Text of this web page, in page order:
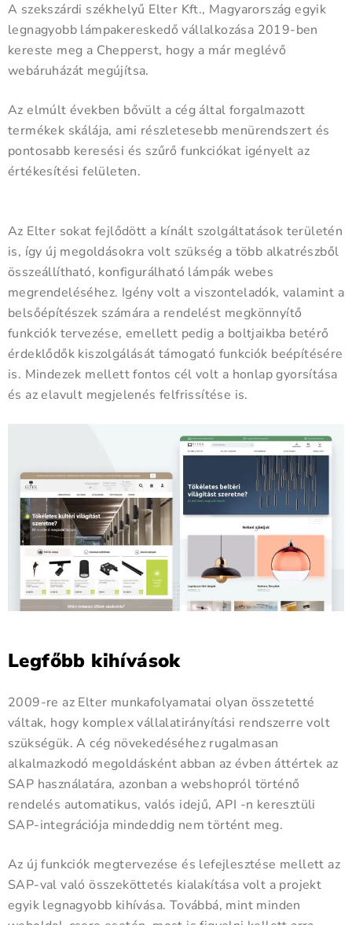
A szekszárdi székhelyű Elter Kft., Magyarország egyik
legnagyobb lámpakereskedő vállalkozása 2019-ben
kereste meg a Chepperst, hogy a már meglévő
webáruházát megújítsa.
Az elmúlt években bővült a cég által forgalmazott
termékek skálája, ami részletesebb menürendszert és
pontosabb keresési és szűrő funkciókat igényelt az
értékesítési felületen.
Az Elter sokat fejlődött a kínált szolgáltatások területén
is, így új megoldásokra volt szükség a több alkatrészből
összeállítható, konfigurálható lámpák webes
megrendeléséhez. Igény volt a viszonteladók, valamint a
belsőépítészek számára a rendelést megkönnyítő
funkciók tervezése, emellett pedig a boltjaikba betérő
érdeklődők kiszolgálását támogató funkciók beépítésére
is. Mindezek mellett fontos cél volt a honlap gyorsítása
és az elavult megjelenés felfrissítése is.
Legfőbb kihívások
2009-re az Elter munkafolyamatai olyan összetetté
váltak, hogy komplex vállalatirányítási rendszerre volt
szükségük. A cég növekedéséhez rugalmasan
alkalmazkodó megoldásként abban az évben áttértek az
SAP használatára, azonban a webshopról történő
rendelés automatikus, valós idejű, API -n keresztüli
SAP-integrációja mindeddig nem történt meg.
Az új funkciók megtervezése és lefejlesztése mellett az
SAP-val való összeköttetés kialakítása volt a projekt
egyik legnagyobb kihívása. Továbbá, mint minden